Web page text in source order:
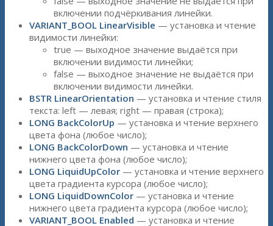
включении подчёркивания линейки.
VARIANT_BOOL LinearVisible — установка и чтение
видимости линейки:
true — выходное значение выдаётся при
включении видимости линейки;
false — выходное значение не выдаётся при
включении видимости линейки.
BSTR LinearOrientation — установка и чтение стиля
текста: left — левая; right — правая (строка);
LONG BackColorUp — установка и чтение верхнего
цвета фона (любое число);
LONG BackColorDown — установка и чтение
нижнего цвета фона (любое число);
LONG LiquidUpColor — установка и чтение верхнего
цвета градиента курсора (любое число);
LONG LiquidDownColor — установка и чтение
нижнего цвета градиента курсора (любое число);
VARIANT_BOOL Enabled — установка и чтение